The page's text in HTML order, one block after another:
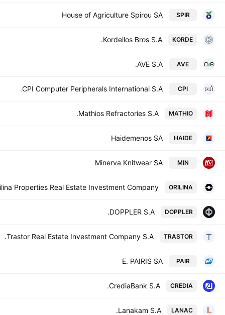
SPIR
House of Agriculture Spirou SA
KORDE
Kordellos Bros S.A.
AVE
AVE S.A.
CPI
CPI Computer Peripherals International S.A.
MATHIO
Mathios Refractories S.A.
HAIDE
Haidemenos SA
MIN
Minerva Knitwear SA
ORILINA
Properties Real Estate Investment Company
DOPPLER
DOPPLER S.A.
TRASTOR
Trastor Real Estate Investment Company S.A.
PAIR
E. PAIRIS SA
CREDIA
CrediaBank S.A.
LANAC
Lanakam S.A.